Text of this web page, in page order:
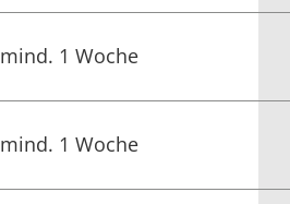
mind. 1 Woche
mind. 1 Woche